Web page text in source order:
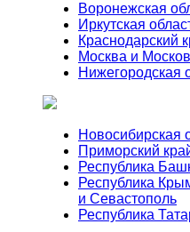
Воронежская
Иркутская
Краснодарский
Москва и
Нижегородская
Новосибирская
Приморский
Республика
Республика
и Севастополь
Республика